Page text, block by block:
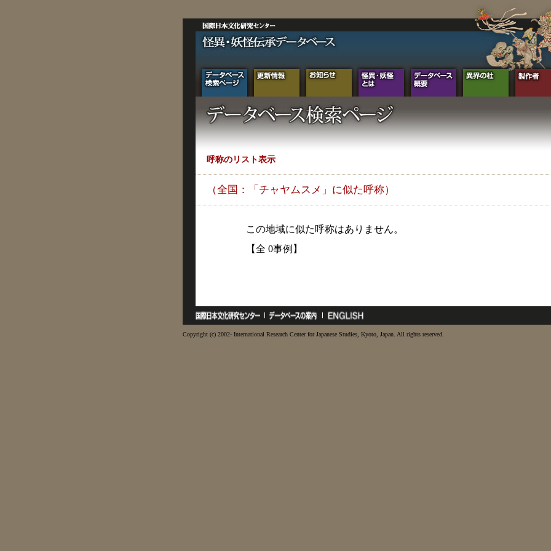
呼称のリスト表示
（全国：「チャヤムスメ」に似た呼称）
この地域に似た呼称はありません。
【全 0事例】
Copyright (c) 2002- International Research Center for Japanese Studies, Kyoto, Japan. All rights reserved.